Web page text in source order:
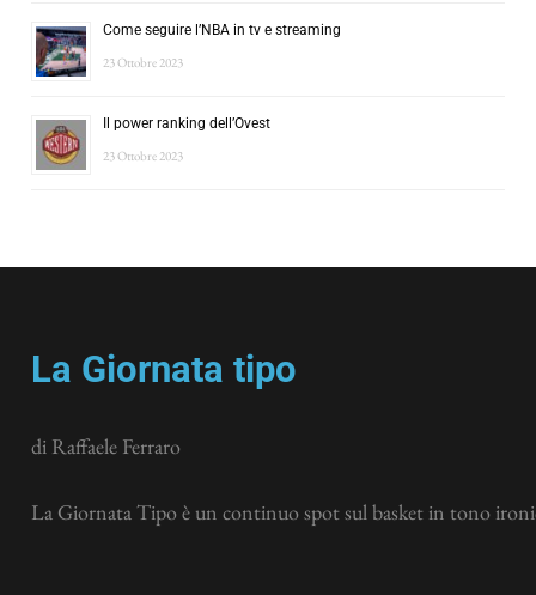
Come seguire l’NBA in tv e streaming
23 Ottobre 2023
Il power ranking dell’Ovest
23 Ottobre 2023
La Giornata tipo
di Raffaele Ferraro
La Giornata Tipo è un continuo spot sul basket in tono